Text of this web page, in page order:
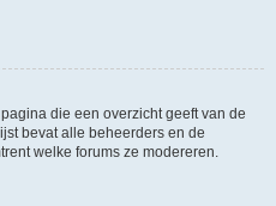
die een overzicht geeft van de
bevat alle beheerders en de
welke forums ze modereren.